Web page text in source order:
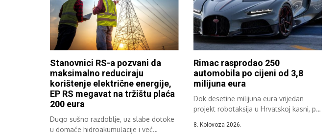
Stanovnici RS-a pozvani da
maksimalno reduciraju
korištenje električne energije,
EP RS megavat na tržištu plaća
200 eura
Dugo sušno razdoblje, uz slabe dotoke
u domaće hidroakumulacije i već
Rimac rasprodao 250
automobila po cijeni od 3,8
milijuna eura
Dok desetine milijuna eura vrijedan
projekt robotaksija u Hrvatskoj kasni, pa
8. Kolovoza 2026.